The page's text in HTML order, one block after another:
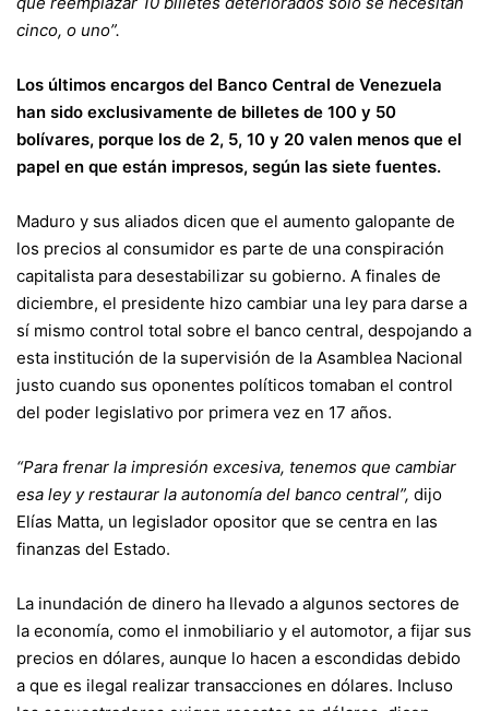
cinco, o uno”.
Los últimos encargos del Banco Central de Venezuela
han sido exclusivamente de billetes de 100 y 50
bolívares, porque los de 2, 5, 10 y 20 valen menos que el
papel en que están impresos, según las siete fuentes.
Maduro y sus aliados dicen que el aumento galopante de
los precios al consumidor es parte de una conspiración
capitalista para desestabilizar su gobierno. A finales de
diciembre, el presidente hizo cambiar una ley para darse a
sí mismo control total sobre el banco central, despojando a
esta institución de la supervisión de la Asamblea Nacional
justo cuando sus oponentes políticos tomaban el control
del poder legislativo por primera vez en 17 años.
“Para frenar la impresión excesiva, tenemos que cambiar
esa ley y restaurar la autonomía del banco central”, dijo
Elías Matta, un legislador opositor que se centra en las
finanzas del Estado.
La inundación de dinero ha llevado a algunos sectores de
la economía, como el inmobiliario y el automotor, a fijar sus
precios en dólares, aunque lo hacen a escondidas debido
a que es ilegal realizar transacciones en dólares. Incluso